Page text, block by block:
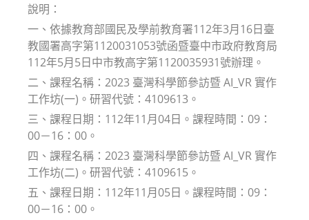
說明：
一、依據教育部國民及學前教育署112年3月16日臺
教國署高字第1120031053號函暨臺中市政府教育局
112年5月5日中市教高字第1120035931號辦理。
二、課程名稱：2023 臺灣科學節參訪暨 AI_VR 實作
工作坊(一)。研習代號：4109613。
三、課程日期：112年11月04日。課程時間：09：
00－16：00。
四、課程名稱：2023 臺灣科學節參訪暨 AI_VR 實作
工作坊(二)。研習代號：4109615。
五、課程日期：112年11月05日。課程時間：09：
00－16：00。